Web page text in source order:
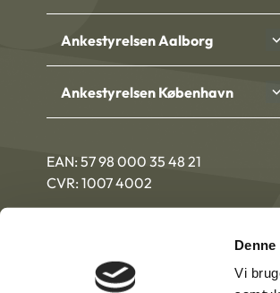
Vi
Ankestyrelsen Aalborg
Ankestyrelsen København
EAN: 57 98 000 35 48 21
CVR: 1007 4002